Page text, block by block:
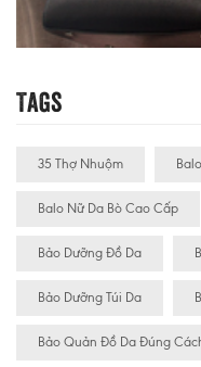
Tags
35 Thợ Nhuộm
Balo Nữ Da Bò Cao Cấp
Bảo Dưỡng Đồ Da
Bảo Dưỡng Túi Da
Bảo Quản Đồ Da Đúng